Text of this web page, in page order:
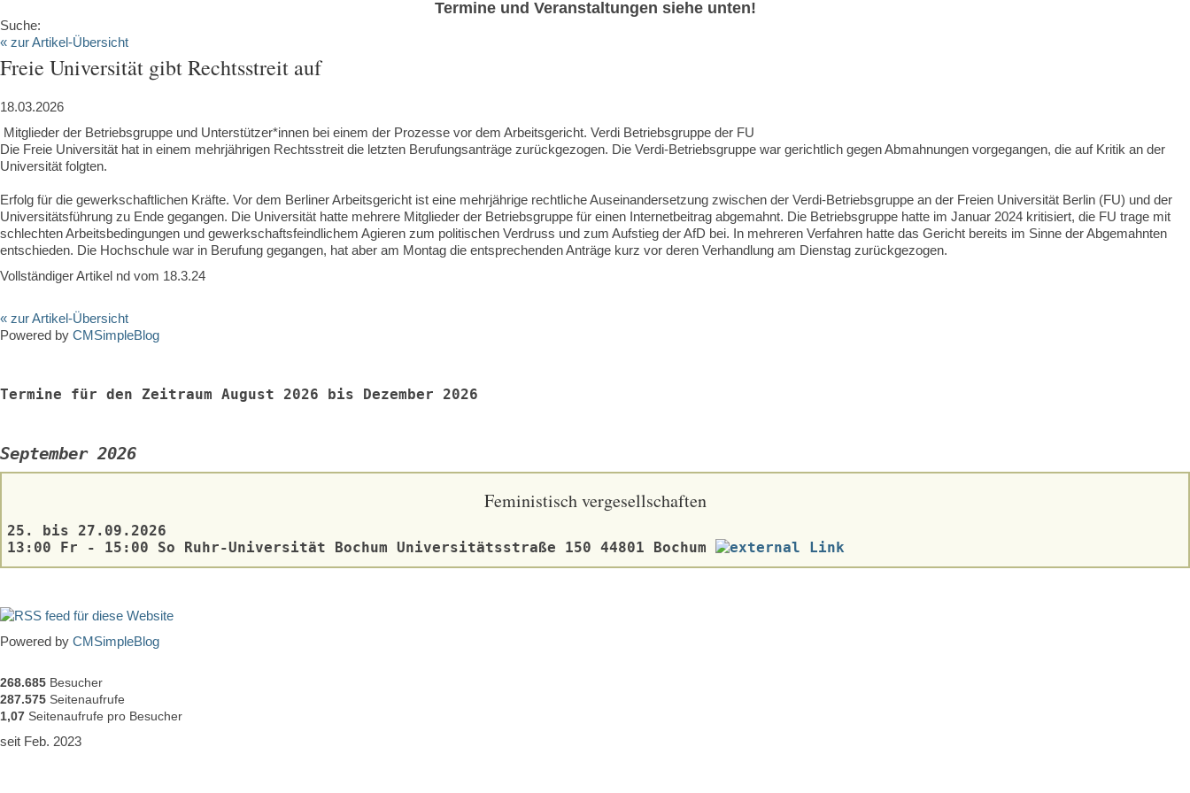
Termine und Veranstaltungen siehe unten!
Suche:
« zur Artikel-Übersicht
Freie Universität gibt Rechtsstreit auf
18.03.2026
‍ Mitglieder der Betriebsgruppe und Unterstützer*innen bei einem der Prozesse vor dem Arbeitsgericht. Verdi Betriebsgruppe der FU
Die Freie Universität hat in einem mehrjährigen Rechtsstreit die letzten Berufungsanträge zurückgezogen. Die Verdi-Betriebsgruppe war gerichtlich gegen Abmahnungen vorgegangen, die auf Kritik an der
Universität folgten.
Erfolg für die gewerkschaftlichen Kräfte. Vor dem Berliner Arbeitsgericht ist eine mehrjährige rechtliche Auseinandersetzung zwischen der Verdi-Betriebsgruppe an der Freien Universität Berlin (FU) und der
Universitätsführung zu Ende gegangen. Die Universität hatte mehrere Mitglieder der Betriebsgruppe für einen Internetbeitrag abgemahnt. Die Betriebsgruppe hatte im Januar 2024 kritisiert, die FU trage mit
schlechten Arbeitsbedingungen und gewerkschaftsfeindlichem Agieren zum politischen Verdruss und zum Aufstieg der AfD bei. In mehreren Verfahren hatte das Gericht bereits im Sinne der Abgemahnten
entschieden. Die Hochschule war in Berufung gegangen, hat aber am Montag die entsprechenden Anträge kurz vor deren Verhandlung am Dienstag zurückgezogen.
Vollständiger Artikel nd vom 18.3.24
« zur Artikel-Übersicht
Powered by CMSimpleBlog
Termine für den Zeitraum August 2026 bis Dezember 2026
September 2026
Feministisch vergesellschaften
25. bis 27.09.2026
13:00 Fr - 15:00 So Ruhr-Universität Bochum Universitätsstraße 150 44801 Bochum
Powered by CMSimpleBlog
268.685 Besucher
287.575 Seitenaufrufe
1,07 Seitenaufrufe pro Besucher
seit Feb. 2023